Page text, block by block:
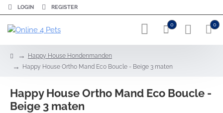
LOGIN REGISTER
0 0
Happy House Hondenmanden
Happy House Ortho Mand Eco Boucle - Beige 3 maten
Happy House Ortho Mand Eco Boucle -
Beige 3 maten